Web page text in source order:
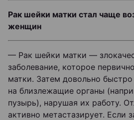
Рак шейки матки стал чаще
женщин
— Рак шейки матки —
заболевание, которое
матки. Затем довольно
на близлежащие органы
пузырь), нарушая их работу.
активно метастазирует. Если